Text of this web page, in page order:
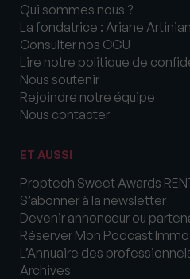
Qui sommes nous ?
La fondatrice : Ariane Artinian
Consulter nos CGU
Lire notre politique de
Nous soutenir
Rejoindre notre équipe
Nous contacter
ET AUSSI
Proptech Sweet Awards
S’abonner à la newsletter
Devenir annonceur ou
Réserver Mon Podcast Immo
L’Annuaire des
Archives